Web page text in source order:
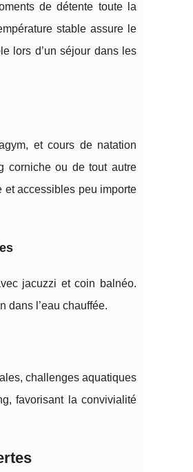
de détente toute la
stable assure le
lors d’un séjour dans les
et cours de natation
corniche ou de tout autre
et accessibles peu importe
jacuzzi et coin balnéo.
dans l’eau chauffée.
challenges aquatiques
favorisant la convivialité